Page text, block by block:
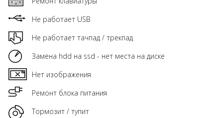
Не работает USB
Не работает тачпад / трекпад
Замена hdd на ssd - нет места на диске
Нет изображения
Ремонт блока питания
Тормозит / тупит